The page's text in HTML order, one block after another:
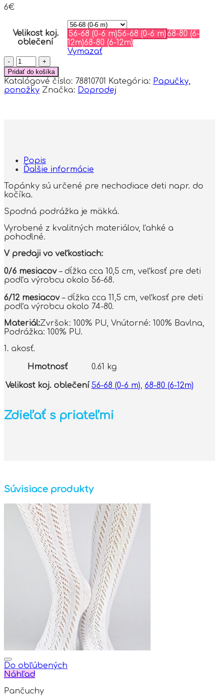
6€
Velikost koj.
oblečení
56-68 (0-6 m)56-68 (0-6 m)68-80 (6-
12m)68-80 (6-12m)
Vymazať
množstvo
Dojčenské
capačky/topánočky
s
kožúškom
0/6m
Pridať do košíka
Katalógové číslo: 78810701 Kategória: Papučky,
ponožky Značka: Doprodej
Popis
Ďalšie informácie
Topánky sú určené pre nechodiace deti napr. do
kočíka.
Spodná podrážka je mäkká.
Vyrobené z kvalitných materiálov, ľahké a
pohodlné.
V predaji vo veľkostiach:
0/6 mesiacov– dĺžka cca 10,5 cm, veľkosť pre deti
podľa výrobcu okolo 56-68.
6/12 mesiacov– dĺžka cca 11,5 cm, veľkosť pre deti
podľa výrobcu okolo 74-80.
Materiál:Zvršok: 100% PU, Vnútorné: 100% Bavlna,
Podrážka: 100% PU.
1. akosť.
Hmotnosť 0.61 kg
Velikost koj. oblečení 56-68 (0-6 m), 68-80 (6-12m)
Zdieľať s priateľmi
Súvisiace produkty
Do obľúbených
Náhľad
Pančuchy